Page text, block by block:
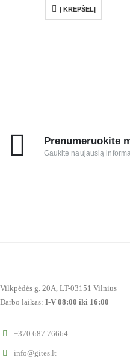
Į KREPŠELĮ
Prenumeruokite
Gaukite naujausią
Vilkpėdės g. 20A, LT-03151 Vilnius
Darbo laikas: I-V 08:00 iki 16:00
+370 687 76664
info@gites.lt